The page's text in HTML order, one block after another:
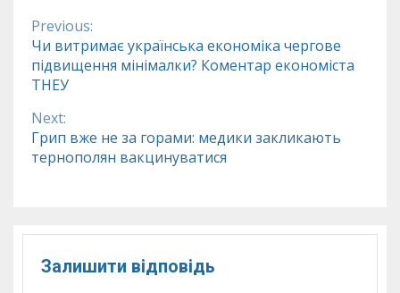
Continue
Reading
Previous:
Чи витримає українська економіка чергове
підвищення мінімалки? Коментар економіста
ТНЕУ
Next:
Грип вже не за горами: медики закликають
тернополян вакцинуватися
Залишити відповідь